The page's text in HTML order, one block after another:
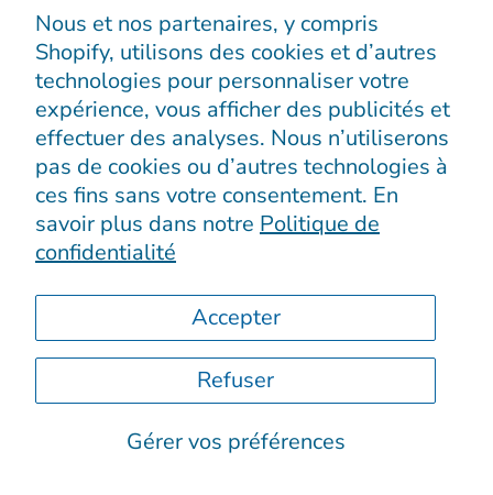
Nous et nos partenaires, y compris
Shopify, utilisons des cookies et d’autres
technologies pour personnaliser votre
expérience, vous afficher des publicités et
effectuer des analyses. Nous n’utiliserons
pas de cookies ou d’autres technologies à
ces fins sans votre consentement. En
savoir plus dans notre Politique de
confidentialité
Gérer vos préférences
Accepter
Refuser
S’enregistrer